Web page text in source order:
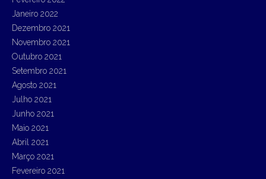
Janeiro 2022
Dezembro 2021
Novembro 2021
Outubro 2021
Setembro 2021
Agosto 2021
Julho 2021
Junho 2021
Maio 2021
Abril 2021
Março 2021
Fevereiro 2021